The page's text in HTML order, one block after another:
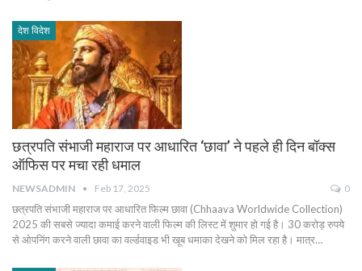
देश विदेश
छत्रपति संभाजी महाराज पर आधारित ‘छावा’ ने पहले ही दिन बॉक्स
ऑफिस पर मचा रही धमाल
NEWSADMIN Feb 17, 2025 0
छत्रपति संभाजी महाराज पर आधारित फिल्म छावा (Chhaava Worldwide Collection)
2025 की सबसे ज्यादा कमाई करने वाली फिल्म की लिस्ट में शुमार हो गई है। 30 करोड़ रुपये
से ओपनिंग करने वाली छावा का वर्ल्डवाइड भी खूब धमाका देखने को मिल रहा है। मात्र…